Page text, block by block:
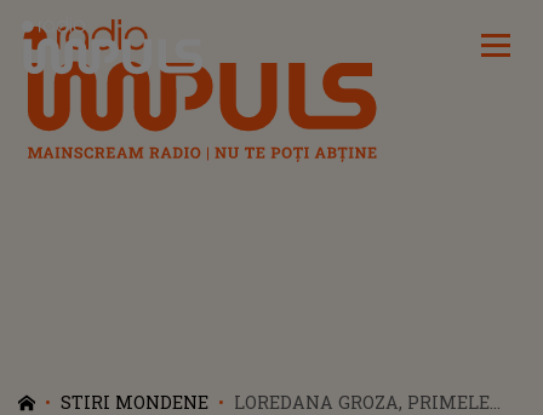
Radio Impuls
STIRI MONDENE
LOREDANA GROZA, PRIMELE